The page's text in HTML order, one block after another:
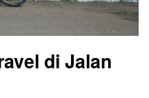
di Jalan